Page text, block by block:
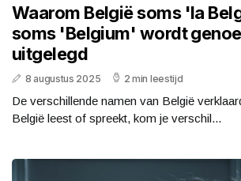
Waarom België soms 'la
soms 'Belgium' wordt
uitgelegd
8 augustus 2025 2 min leestijd
De verschillende namen van België
België leest of spreekt, kom je verschil...